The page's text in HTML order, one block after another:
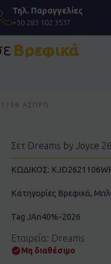
Τηλ. Παραγγελίες
+30 283 102 3537
Βρεφικά
ΆΣΠΡΟ
Σετ Dreams by Joyce
ΚΩΔΙΚΟΣ:
Κατηγορίες Βρεφικά,
Tag JAn40%-2026
Εταιρεία: Dreams
Μη διαθέσιμο